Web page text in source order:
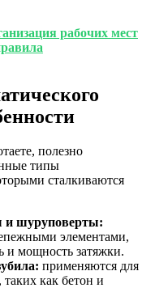
рабочих мест
полезно
типы
сталкиваются
и шуруповерты:
элементами,
и мощность затяжки.
применяются для
как бетон и